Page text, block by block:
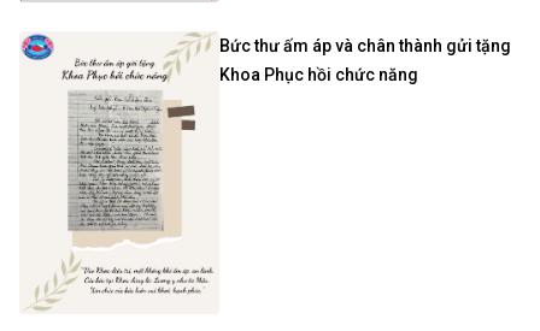
Bức thư ấm áp và chân thành gửi tặng
Khoa Phục hồi chức năng